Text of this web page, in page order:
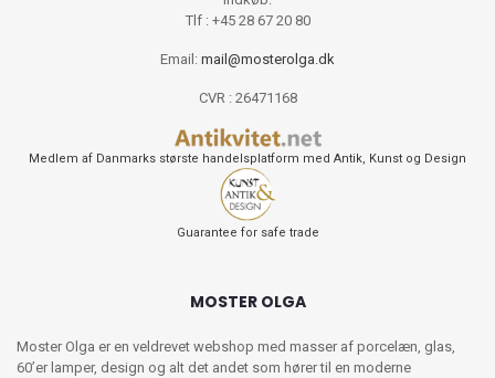
Tlf : +45 28 67 20 80
Email: mail@mosterolga.dk
CVR : 26471168
Medlem af Danmarks største handelsplatform med Antik, Kunst og Design
Guarantee for safe trade
MOSTER OLGA
Moster Olga er en veldrevet webshop med masser af porcelæn, glas,
60’er lamper, design og alt det andet som hører til en moderne